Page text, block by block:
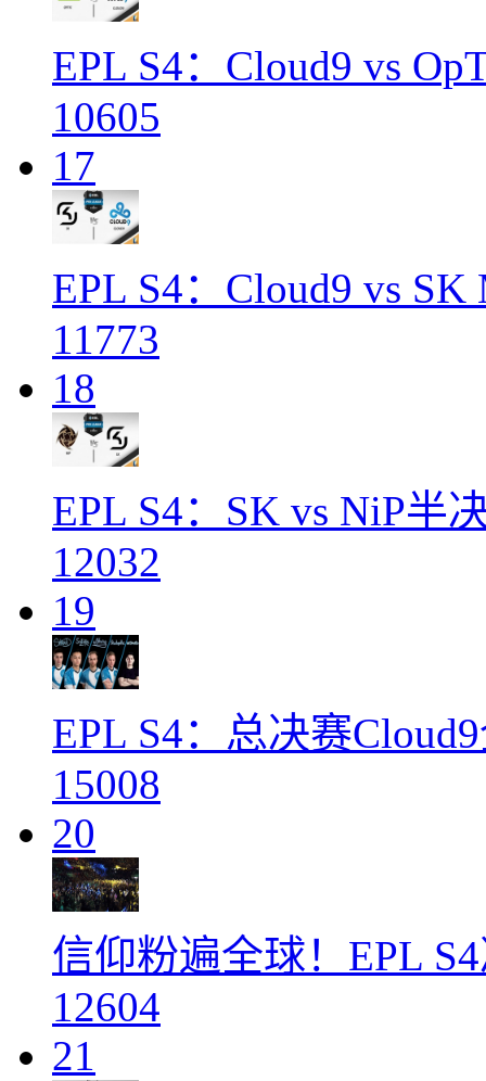
EPL S4：Cloud9 vs
10605
17
EPL S4：Cloud9 vs SK
11773
18
EPL S4：SK vs NiP半
12032
19
EPL S4：总决赛
15008
20
信仰粉遍全球！EPL
12604
21